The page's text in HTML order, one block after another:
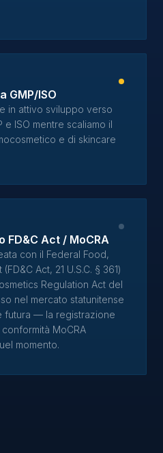
GMP/ISO
in attivo sviluppo verso
ISO mentre scaliamo il
e di skincare
FD&C Act / MoCRA
con il Federal Food,
Act, 21 U.S.C. § 361)
Regulation Act del
nel mercato statunitense
futura — la registrazione
MoCRA
momento.